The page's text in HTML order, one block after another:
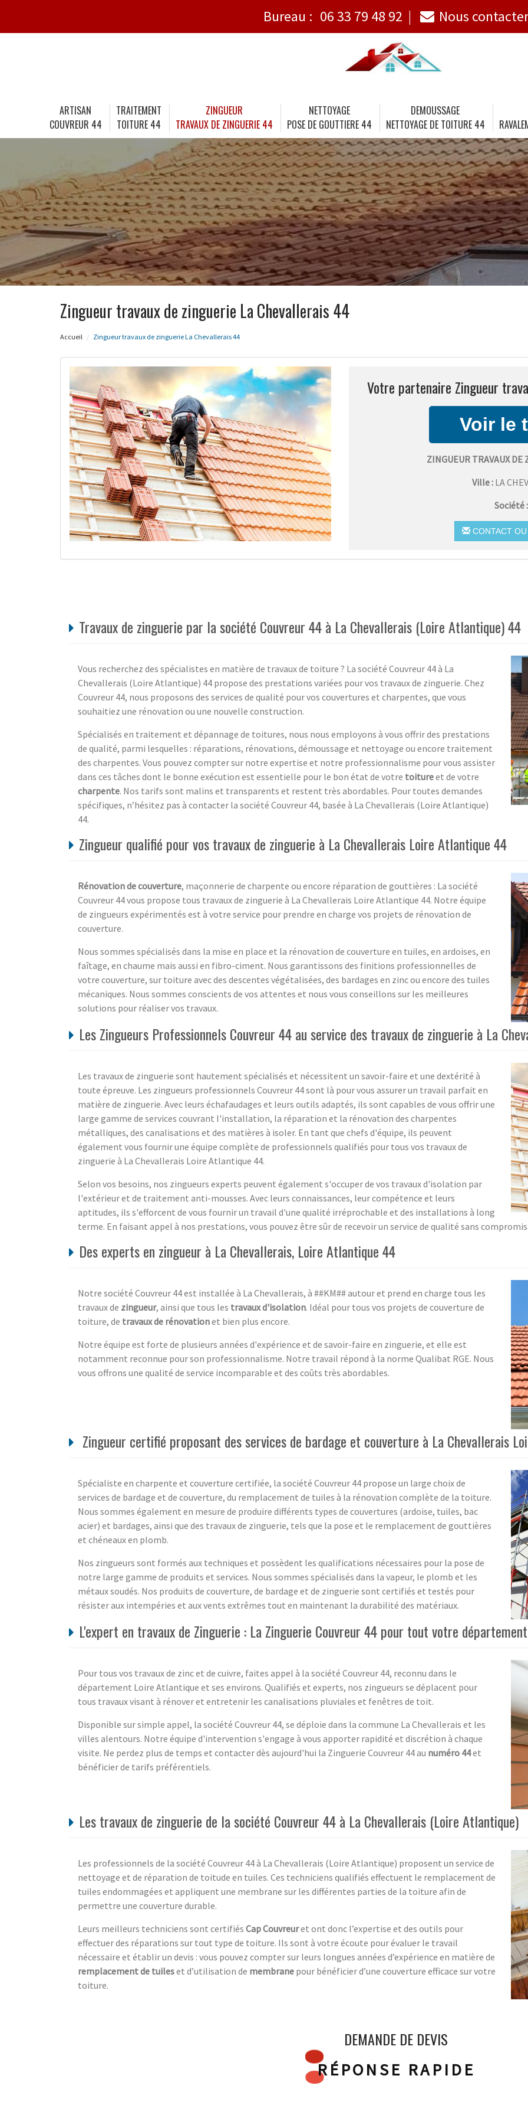
Bureau : 06 33 79 48 92 Nous contacter
ARTISAN
COUVREUR 44
TRAITEMENT
TOITURE 44
ZINGUEUR
TRAVAUX DE ZINGUERIE 44
NETTOYAGE
POSE DE GOUTTIERE 44
DEMOUSSAGE
NETTOYAGE DE TOITURE 44
Zingueur travaux de zinguerie La Chevallerais 44
Accueil Zingueur travaux de zinguerie La Chevallerais 44
Votre partenaire Zingueur
ZINGUEUR TRAVAUX DE
Ville : LA
Société
CONTACT OU
Travaux de zinguerie par la société Couvreur 44 à La Chevallerais (Loire Atlantique) 44
Vous recherchez des spécialistes en matière de travaux de toiture ? La société Couvreur 44 à La
Chevallerais (Loire Atlantique) 44 propose des prestations variées pour vos travaux de zinguerie. Chez
Couvreur 44, nous proposons des services de qualité pour vos couvertures et charpentes, que vous
souhaitiez une rénovation ou une nouvelle construction.
Spécialisés en traitement et dépannage de toitures, nous nous employons à vous offrir des prestations
de qualité, parmi lesquelles : réparations, rénovations, démoussage et nettoyage ou encore traitement
des charpentes. Vous pouvez compter sur notre expertise et notre professionnalisme pour vous assister
dans ces tâches dont le bonne exécution est essentielle pour le bon état de votre toitureet de votre
charpente. Nos tarifs sont malins et transparents et restent très abordables. Pour toutes demandes
spécifiques, n’hésitez pas à contacter la société Couvreur 44, basée à La Chevallerais (Loire Atlantique)
44.
Zingueur qualifié pour vos travaux de zinguerie à La Chevallerais Loire Atlantique 44
Rénovation de couverture, maçonnerie de charpente ou encore réparation de gouttières : La société
Couvreur 44 vous propose tous travaux de zinguerie à La Chevallerais Loire Atlantique 44. Notre équipe
de zingueurs expérimentés est à votre service pour prendre en charge vos projets de rénovation de
couverture.
Nous sommes spécialisés dans la mise en place et la rénovation de couverture en tuiles, en ardoises, en
faîtage, en chaume mais aussi en fibro-ciment. Nous garantissons des finitions professionnelles de
votre couverture, sur toiture avec des descentes végétalisées, des bardages en zinc ou encore des tuiles
mécaniques. Nous sommes conscients de vos attentes et nous vous conseillons sur les meilleures
solutions pour réaliser vos travaux.
Les Zingueurs Professionnels Couvreur 44 au service des travaux de zinguerie à La
Les travaux de zinguerie sont hautement spécialisés et nécessitent un savoir-faire et une dextérité à
toute épreuve. Les zingueurs professionnels Couvreur 44 sont là pour vous assurer un travail parfait en
matière de zinguerie. Avec leurs échafaudages et leurs outils adaptés, ils sont capables de vous offrir une
large gamme de services couvrant l'installation, la réparation et la rénovation des charpentes
métalliques, des canalisations et des matières à isoler. En tant que chefs d'équipe, ils peuvent
également vous fournir une équipe complète de professionnels qualifiés pour tous vos travaux de
zinguerie à La Chevallerais Loire Atlantique 44.
Selon vos besoins, nos zingueurs experts peuvent également s'occuper de vos travaux d'isolation par
l'extérieur et de traitement anti-mousses. Avec leurs connaissances, leur compétence et leurs
aptitudes, ils s'efforcent de vous fournir un travail d'une qualité irréprochable et des installations à long
terme. En faisant appel à nos prestations, vous pouvez être sûr de recevoir un service de qualité sans
Des experts en zingueur à La Chevallerais, Loire Atlantique 44
Notre société Couvreur 44 est installée à La Chevallerais, à ##KM## autour et prend en charge tous les
travaux de zingueur, ainsi que tous les travaux d'isolation. Idéal pour tous vos projets de couverture de
toiture, de travaux de rénovationet bien plus encore.
Notre équipe est forte de plusieurs années d'expérience et de savoir-faire en zinguerie, et elle est
notamment reconnue pour son professionnalisme. Notre travail répond à la norme Qualibat RGE. Nous
vous offrons une qualité de service incomparable et des coûts très abordables.
Zingueur certifié proposant des services de bardage et couverture à La Chevallerais
Spécialiste en charpente et couverture certifiée, la société Couvreur 44 propose un large choix de
services de bardage et de couverture, du remplacement de tuiles à la rénovation complète de la toiture.
Nous sommes également en mesure de produire différents types de couvertures (ardoise, tuiles, bac
acier) et bardages, ainsi que des travaux de zinguerie, tels que la pose et le remplacement de gouttières
et chéneaux en plomb.
Nos zingueurs sont formés aux techniques et possèdent les qualifications nécessaires pour la pose de
notre large gamme de produits et services. Nous sommes spécialisés dans la vapeur, le plomb et les
métaux soudés. Nos produits de couverture, de bardage et de zinguerie sont certifiés et testés pour
résister aux intempéries et aux vents extrêmes tout en maintenant la durabilité des matériaux.
L'expert en travaux de Zinguerie : La Zinguerie Couvreur 44 pour tout votre
Pour tous vos travaux de zinc et de cuivre, faites appel à la société Couvreur 44, reconnu dans le
département Loire Atlantique et ses environs. Qualifiés et experts, nos zingueurs se déplacent pour
tous travaux visant à rénover et entretenir les canalisations pluviales et fenêtres de toit.
Disponible sur simple appel, la société Couvreur 44, se déploie dans la commune La Chevallerais et les
villes alentours. Notre équipe d'intervention s'engage à vous apporter rapidité et discrétion à chaque
visite. Ne perdez plus de temps et contacter dès aujourd'hui la Zinguerie Couvreur 44 au numéro 44et
bénéficier de tarifs préférentiels.
Les travaux de zinguerie de la société Couvreur 44 à La Chevallerais (Loire Atlantique)
Les professionnels de la société Couvreur 44 à La Chevallerais (Loire Atlantique) proposent un service de
nettoyage et de réparation de toitude en tuiles. Ces techniciens qualifiés effectuent le remplacement de
tuiles endommagées et appliquent une membrane sur les différentes parties de la toiture afin de
permettre une couverture durable.
Leurs meilleurs techniciens sont certifiés Cap Couvreuret ont donc l’expertise et des outils pour
effectuer des réparations sur tout type de toiture. Ils sont à votre écoute pour évaluer le travail
nécessaire et établir un devis : vous pouvez compter sur leurs longues années d’expérience en matière de
remplacement de tuileset d’utilisation de membrane pour bénéficier d’une couverture efficace sur votre
toiture.
DEMANDE DE DEVIS
RÉPONSE RAPIDE